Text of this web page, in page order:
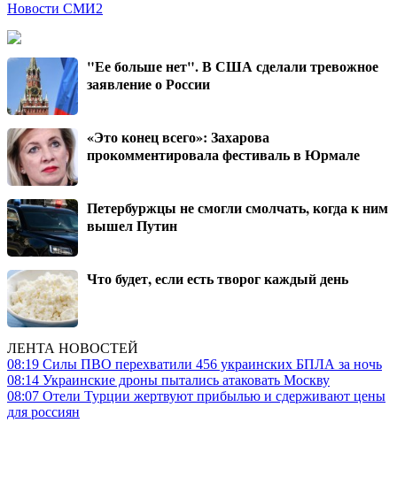
Новости СМИ2
"Ее больше нет". В США сделали тревожное
заявление о России
«Это конец всего»: Захарова
прокомментировала фестиваль в Юрмале
Петербуржцы не смогли смолчать, когда к ним
вышел Путин
Что будет, если есть творог каждый день
ЛЕНТА НОВОСТЕЙ
08:19 Силы ПВО перехватили 456 украинских БПЛА за ночь
08:14 Украинские дроны пытались атаковать Москву
08:07 Отели Турции жертвуют прибылью и сдерживают цены
для россиян